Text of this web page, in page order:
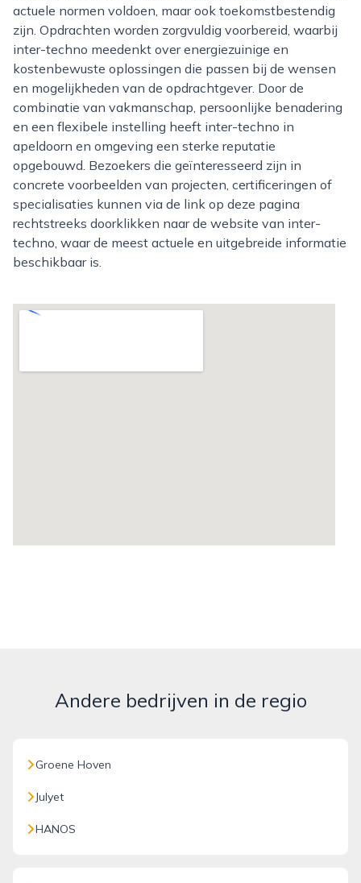
actuele normen voldoen, maar ook toekomstbestendig
zijn. Opdrachten worden zorgvuldig voorbereid, waarbij
inter-techno meedenkt over energiezuinige en
kostenbewuste oplossingen die passen bij de wensen
en mogelijkheden van de opdrachtgever. Door de
combinatie van vakmanschap, persoonlijke benadering
en een flexibele instelling heeft inter-techno in
apeldoorn en omgeving een sterke reputatie
opgebouwd. Bezoekers die geïnteresseerd zijn in
concrete voorbeelden van projecten, certificeringen of
specialisaties kunnen via de link op deze pagina
rechtstreeks doorklikken naar de website van inter-
techno, waar de meest actuele en uitgebreide informatie
beschikbaar is.
Andere bedrijven in de regio
Groene Hoven
Julyet
HANOS